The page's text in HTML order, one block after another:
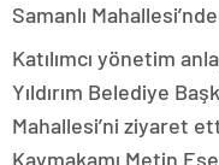
Samanlı
Katılımcı yönetim
Yıldırım Belediye
Mahallesi’ni ziyaret
Kaymakamı Metin